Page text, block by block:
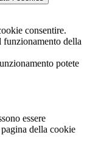
consentire.
funzionamento della
potete
essere
della cookie